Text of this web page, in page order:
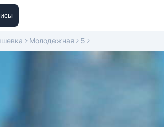
Молодежная 5